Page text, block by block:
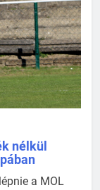
nélkül
a MOL